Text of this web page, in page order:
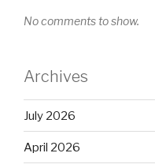
No comments to show.
Archives
July 2026
April 2026